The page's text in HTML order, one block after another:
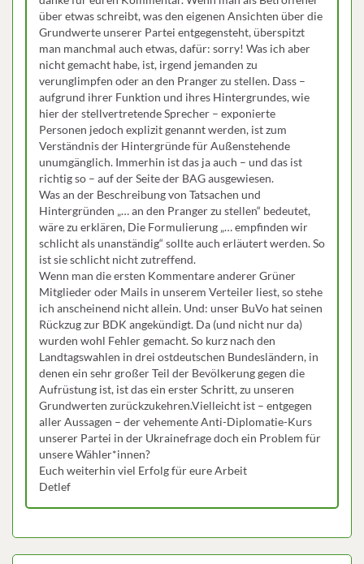
über etwas schreibt, was den eigenen Ansichten über die
Grundwerte unserer Partei entgegensteht, überspitzt
man manchmal auch etwas, dafür: sorry! Was ich aber
nicht gemacht habe, ist, irgend jemanden zu
verunglimpfen oder an den Pranger zu stellen. Dass –
aufgrund ihrer Funktion und ihres Hintergrundes, wie
hier der stellvertretende Sprecher – exponierte
Personen jedoch explizit genannt werden, ist zum
Verständnis der Hintergründe für Außenstehende
unumgänglich. Immerhin ist das ja auch – und das ist
richtig so – auf der Seite der BAG ausgewiesen.
Was an der Beschreibung von Tatsachen und
Hintergründen „… an den Pranger zu stellen“ bedeutet,
wäre zu erklären, Die Formulierung „… empfinden wir
schlicht als unanständig“ sollte auch erläutert werden. So
ist sie schlicht nicht zutreffend.
Wenn man die ersten Kommentare anderer Grüner
Mitglieder oder Mails in unserem Verteiler liest, so stehe
ich anscheinend nicht allein. Und: unser BuVo hat seinen
Rückzug zur BDK angekündigt. Da (und nicht nur da)
wurden wohl Fehler gemacht. So kurz nach den
Landtagswahlen in drei ostdeutschen Bundesländern, in
denen ein sehr großer Teil der Bevölkerung gegen die
Aufrüstung ist, ist das ein erster Schritt, zu unseren
Grundwerten zurückzukehren.Vielleicht ist – entgegen
aller Aussagen – der vehemente Anti-Diplomatie-Kurs
unserer Partei in der Ukrainefrage doch ein Problem für
unsere Wähler*innen?
Euch weiterhin viel Erfolg für eure Arbeit
Detlef